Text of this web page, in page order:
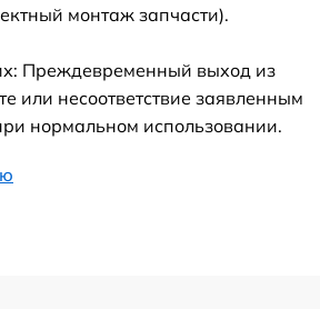
монтаж запчасти).
Преждевременный выход из
или несоответствие заявленным
нормальном использовании.